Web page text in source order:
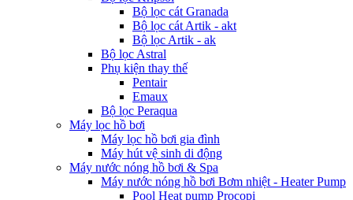
Bộ lọc cát Granada
Bộ lọc cát Artik - akt
Bộ lọc Artik - ak
Bộ lọc Astral
Phụ kiện thay thế
Pentair
Emaux
Bộ lọc Peraqua
Máy lọc hồ bơi
Máy lọc hồ bơi gia đình
Máy hút vệ sinh di động
Máy nước nóng hồ bơi & Spa
Máy nước nóng hồ bơi Bơm nhiệt - Heater Pump
Pool Heat pump Procopi